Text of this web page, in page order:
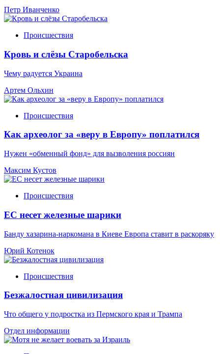
Петр Иванченко
Происшествия
Кровь и слёзы Старобельска
Чему радуется Украина
Артем Ольхин
Происшествия
Как археолог за «веру в Европу» поплатился
Нужен «обменный фонд» для вызволения россиян
Максим Кустов
Происшествия
ЕС несет железные шарики
Банду хазарина-наркомана в Киеве Европа ставит в раскоряку
Юрий Котенок
Происшествия
Безжалостная цивилизация
Что общего у подростка из Пермского края и Трампа
Отдел информации